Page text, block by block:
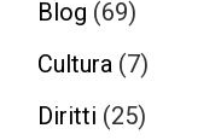
Blog (69)
Cultura (7)
Diritti (25)